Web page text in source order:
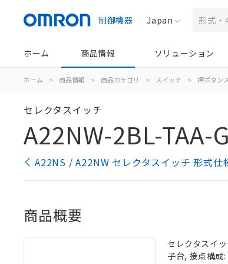
制御機器 Japan
ホーム 商品情報 ソリューション
ホーム > 商品情報 > 商品カテゴリ > スイッチ > 押ボタン
セレクタスイッチ
A22NW-2BL-TAA-
A22NS / A22NW セレクタスイッチ 形式仕
商品概要
セレクタスイ
子台, 接点構